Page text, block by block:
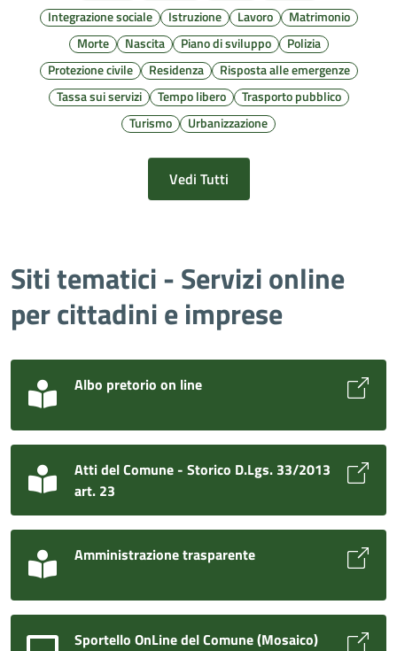
Integrazione sociale
Istruzione Lavoro
Matrimonio
Morte
Nascita Piano di sviluppo
Polizia
Protezione civile
Residenza
Risposta alle emergenze
Tassa sui servizi
Tempo libero
Trasporto pubblico
Turismo
Urbanizzazione
Vedi Tutti
Siti tematici - Servizi online
per cittadini e imprese
Albo pretorio on line
Atti del Comune - Storico D.Lgs. 33/2013
art. 23
Amministrazione trasparente
Sportello OnLine del Comune (Mosaico)